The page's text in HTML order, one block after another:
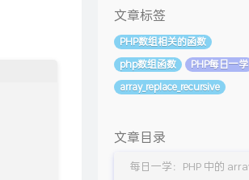
文章标签
PHP数组相关的函数
php数组函数
PHP每日一学
array_replace_recursive
文章目录